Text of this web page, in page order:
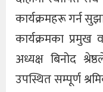
कार्यक्रमहरू गर्न
कार्यक्रमका प्रमुख
अध्यक्ष बिनोद
उपस्थित सम्पूर्ण